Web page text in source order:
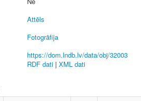
Attēls
Fotogrāfija
https://dom.lndb.lv/data/obj/32003
RDF dati | XML dati